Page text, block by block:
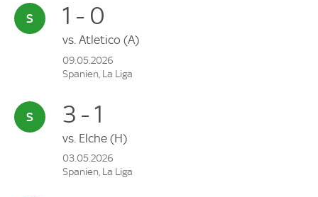
1 - 0
vs. Atletico (A)
09.05.2026
Spanien, La Liga
3 - 1
vs. Elche (H)
03.05.2026
Spanien, La Liga